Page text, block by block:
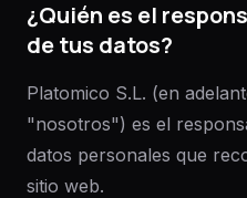
¿Quién es el
de tus datos?
Platomico S.L. (en
"nosotros") es el
datos personales que
sitio web.